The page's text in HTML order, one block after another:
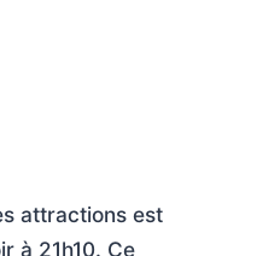
attractions est
à 21h10. Ce